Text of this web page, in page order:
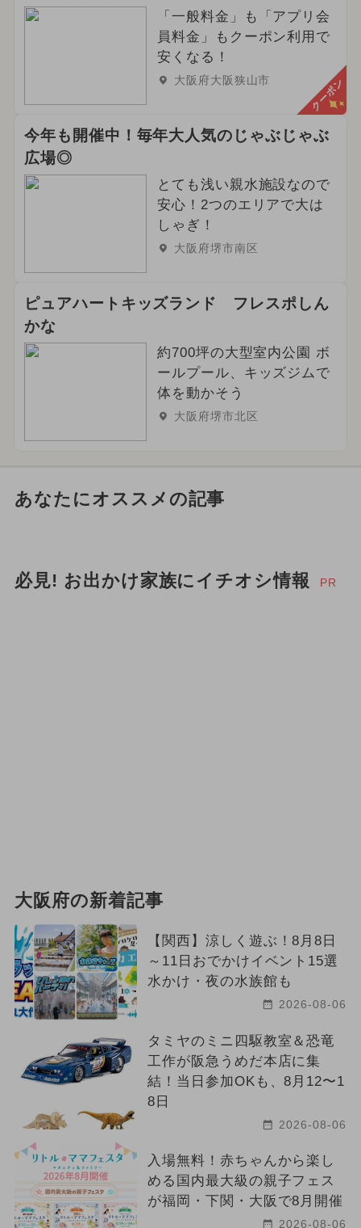
「一般料金」も「アプリ会
員料金」もクーポン利用で
安くなる！
大阪府大阪狭山市 クーポン
今年も開催中！毎年大人気のじゃぶじゃぶ
広場◎
とても浅い親水施設なので
安心！2つのエリアで大は
しゃぎ！
大阪府堺市南区
ピュアハートキッズランド フレスポしん
かな
約700坪の大型室内公園 ボ
ールプール、キッズジムで
体を動かそう
大阪府堺市北区
あなたにオススメの記事
必見! お出かけ家族にイチオシ情報 PR
大阪府の新着記事
【関西】涼しく遊ぶ！8月8日
～11日おでかけイベント15選
水かけ・夜の水族館も
2026-08-06
タミヤのミニ四駆教室＆恐竜
工作が阪急うめだ本店に集
結！当日参加OKも、8月12〜1
8日
2026-08-06
入場無料！赤ちゃんから楽し
める国内最大級の親子フェス
が福岡・下関・大阪で8月開催
2026-08-06